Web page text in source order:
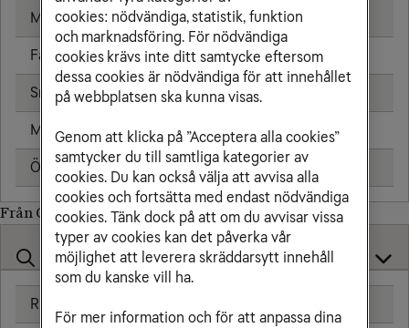
Mobil 18,00 kr/min
Fast telefon 18,00 kr/min
Sms 1,91 kr
Mms 2,39 kr
Öppningsavgift 0,79 kr
Från Costa Rica till
Ringa samtal
cookies: nödvändiga, statistik, funktion
och marknadsföring. För nödvändiga
cookies krävs inte ditt samtycke eftersom
dessa cookies är nödvändiga för att innehållet
på webbplatsen ska kunna visas.
Genom att klicka på ”Acceptera alla cookies”
samtycker du till samtliga kategorier av
cookies. Du kan också välja att avvisa alla
cookies och fortsätta med endast nödvändiga
cookies. Tänk dock på att om du avvisar vissa
typer av cookies kan det påverka vår
möjlighet att leverera skräddarsytt innehåll
som du kanske vill ha.
För mer information och för att anpassa dina